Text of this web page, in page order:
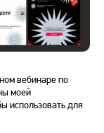
вебинаре по
моей
использовать для